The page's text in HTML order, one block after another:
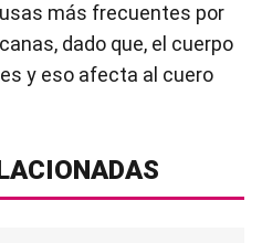
más frecuentes por
dado que, el cuerpo
y eso afecta al cuero